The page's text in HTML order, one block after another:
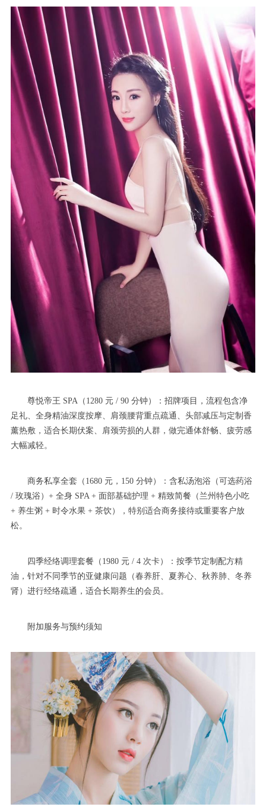
尊悦帝王 SPA（1280 元 / 90 分钟）：招牌项目，流程包含净
足礼、全身精油深度按摩、肩颈腰背重点疏通、头部减压与定制香
薰热敷，适合长期伏案、肩颈劳损的人群，做完通体舒畅、疲劳感
大幅减轻。
商务私享全套（1680 元，150 分钟）：含私汤泡浴（可选药浴
/ 玫瑰浴）+ 全身 SPA + 面部基础护理 + 精致简餐（兰州特色小吃
+ 养生粥 + 时令水果 + 茶饮），特别适合商务接待或重要客户放
松。
四季经络调理套餐（1980 元 / 4 次卡）：按季节定制配方精
油，针对不同季节的亚健康问题（春养肝、夏养心、秋养肺、冬养
肾）进行经络疏通，适合长期养生的会员。
附加服务与预约须知